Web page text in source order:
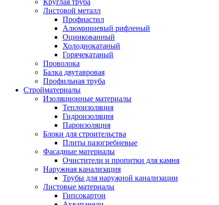
Круглая труба
Листовой металл
Профнастил
Алюминиевый рифленый
Оцинкованный
Холоднокатаный
Горячекатаный
Проволока
Балка двутавровая
Профильная труба
Стройматериалы
Изоляционные материалы
Теплоизоляция
Гидроизоляция
Пароизоляция
Блоки для строительства
Плиты пазогребневые
Фасадные материалы
Очистители и пропитки для камня
Наружная канализация
Трубы для наружной канализации
Листовые материалы
Гипсокартон